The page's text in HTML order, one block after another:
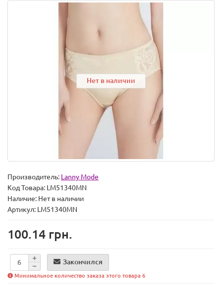
Нет в наличии
Производитель: Lanny Mode
Код Товара: LM51340MN
Наличие: Нет в наличии
Артикул: LM51340MN
100.14 грн.
Закончился
Минимальное количество заказа этого товара 6